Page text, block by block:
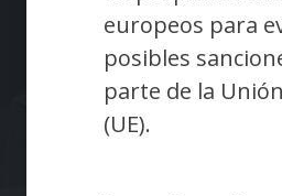
europeos para
posibles
parte de la
(UE).